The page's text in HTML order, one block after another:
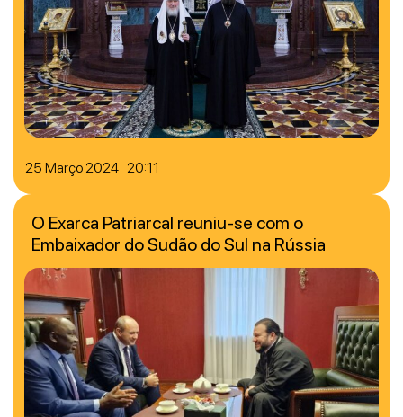
25 Março 2024 20:11
O Exarca Patriarcal reuniu-se com o
Embaixador do Sudão do Sul na Rússia